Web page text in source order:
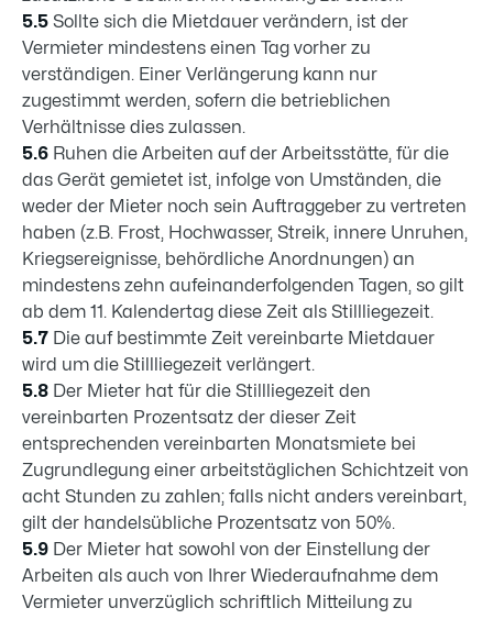
5.5 Sollte sich die Mietdauer verändern, ist der
Vermieter mindestens einen Tag vorher zu
verständigen. Einer Verlängerung kann nur
zugestimmt werden, sofern die betrieblichen
Verhältnisse dies zulassen.
5.6 Ruhen die Arbeiten auf der Arbeitsstätte, für die
das Gerät gemietet ist, infolge von Umständen, die
weder der Mieter noch sein Auftraggeber zu vertreten
haben (z.B. Frost, Hochwasser, Streik, innere Unruhen,
Kriegsereignisse, behördliche Anordnungen) an
mindestens zehn aufeinanderfolgenden Tagen, so gilt
ab dem 11. Kalendertag diese Zeit als Stillliegezeit.
5.7 Die auf bestimmte Zeit vereinbarte Mietdauer
wird um die Stillliegezeit verlängert.
5.8 Der Mieter hat für die Stillliegezeit den
vereinbarten Prozentsatz der dieser Zeit
entsprechenden vereinbarten Monatsmiete bei
Zugrundlegung einer arbeitstäglichen Schichtzeit von
acht Stunden zu zahlen; falls nicht anders vereinbart,
gilt der handelsübliche Prozentsatz von 50%.
5.9 Der Mieter hat sowohl von der Einstellung der
Arbeiten als auch von Ihrer Wiederaufnahme dem
Vermieter unverzüglich schriftlich Mitteilung zu